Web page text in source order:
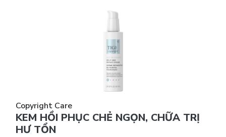
Copyright Care
KEM HỒI PHỤC CHẺ NGỌN, CHỮA TRỊ
HƯ TỔN